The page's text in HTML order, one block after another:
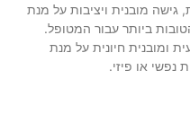
מובנית ויציבות על מנת
ביותר עבור המטופל.
ומובנית חיונית על מנת
נפשי או פיזי.